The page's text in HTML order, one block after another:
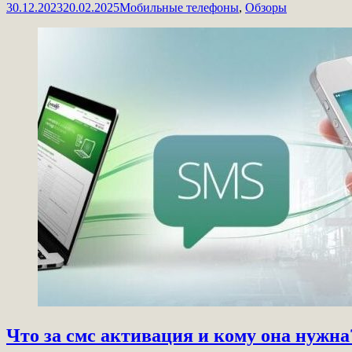
30.12.202320.02.2025Мобильные телефоны, Обзоры
Что за смс активация и кому она